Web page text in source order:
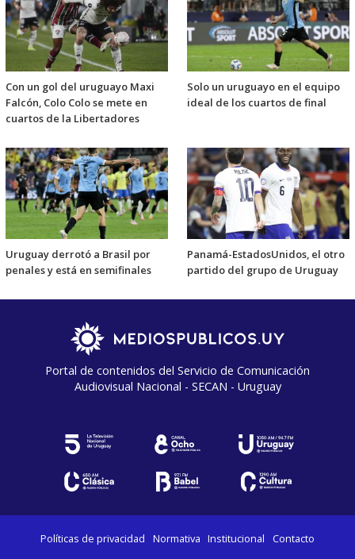
Con un gol del uruguayo Maxi
Falcón, Colo Colo se mete en
cuartos de la Libertadores
Solo un uruguayo en el equipo
ideal de los cuartos de final
Uruguay derrotó a Brasil por
penales y está en semifinales
Panamá-EstadosUnidos, el otro
partido del grupo de Uruguay
Portal de contenidos del Servicio de Comunicación
Audiovisual Nacional - SECAN - Uruguay
Políticas de privacidad Normativa Institucional Contacto